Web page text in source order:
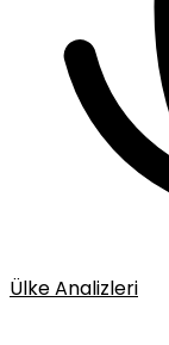
Ülke Analizleri